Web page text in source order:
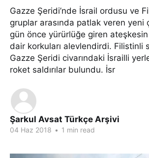
Gazze Şeridi’nde İsrail ordusu ve
gruplar arasında patlak veren yeni
gün önce yürürlüğe giren
dair korkuları alevlendirdi. Filistinli
Gazze Şeridi civarındaki İsrailli
roket saldırılar bulundu. İsr
Şarkul Avsat Türkçe Arşivi
04 Haz 2018 • 1 min read